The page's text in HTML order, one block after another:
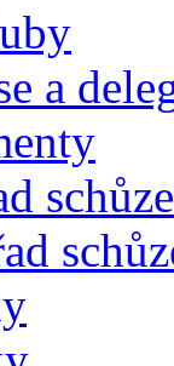
a
schůze